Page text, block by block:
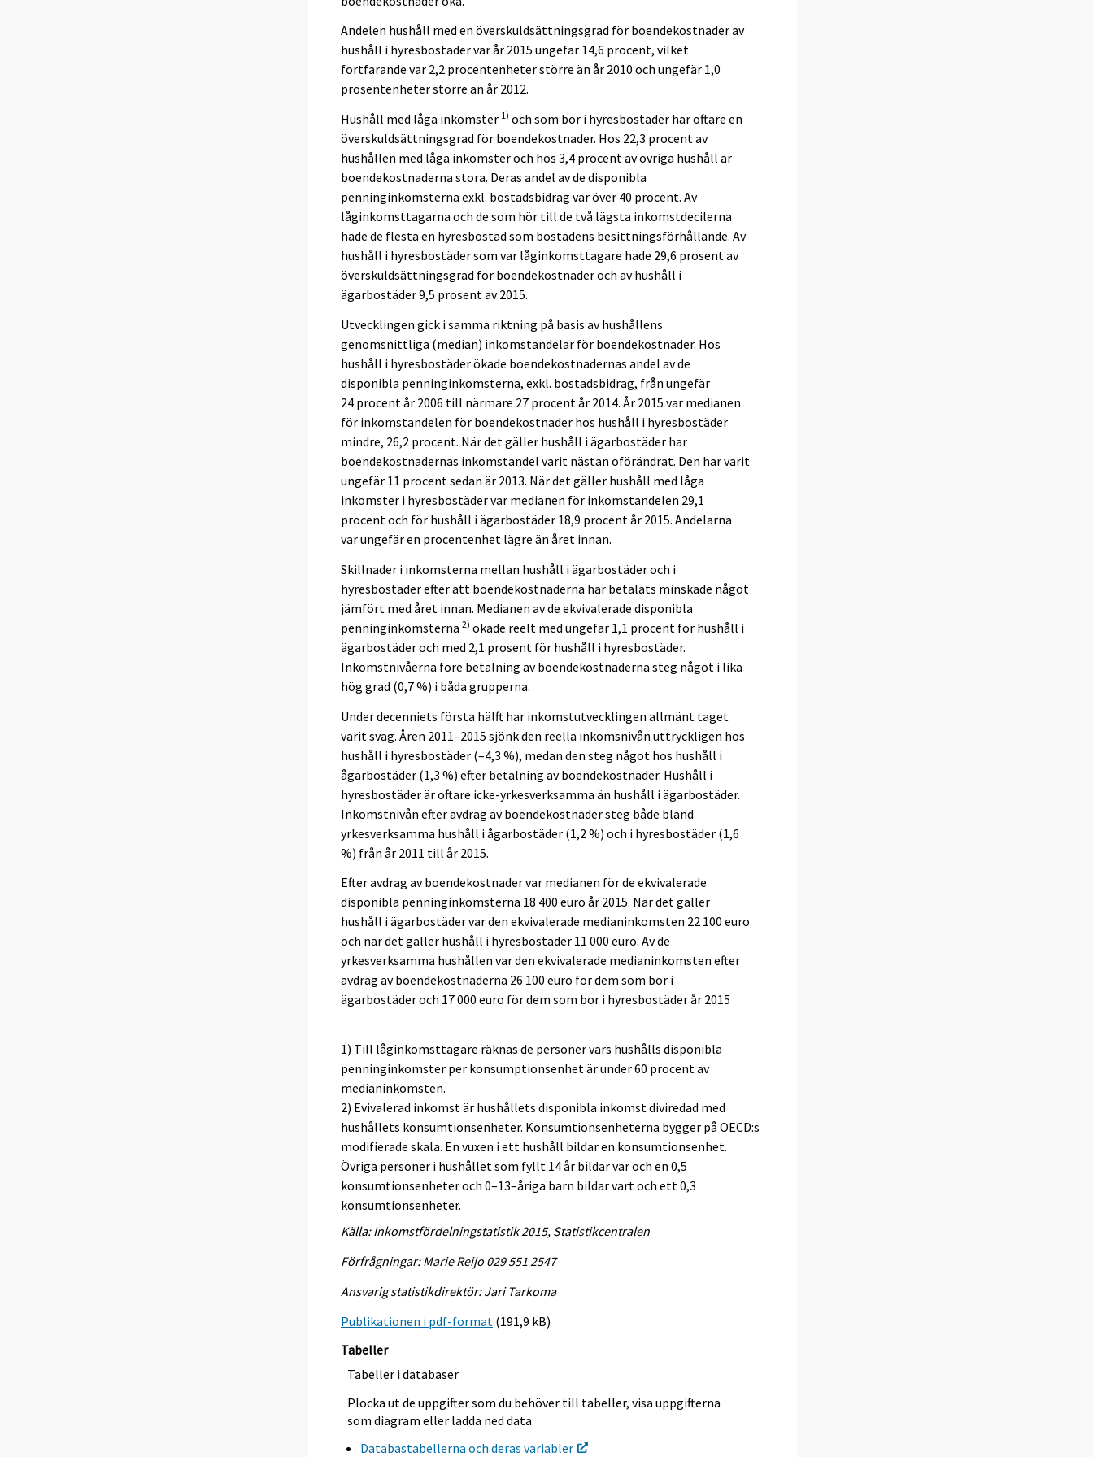
Andelen hushåll med en överskuldsättningsgrad för boendekostnader av
hushåll i hyresbostäder var år 2015 ungefär 14,6 procent, vilket
fortfarande var 2,2 procentenheter större än år 2010 och ungefär 1,0
prosentenheter större än år 2012.
Hushåll med låga inkomster 1) och som bor i hyresbostäder har oftare en
överskuldsättningsgrad för boendekostnader. Hos 22,3 procent av
hushållen med låga inkomster och hos 3,4 procent av övriga hushåll är
boendekostnaderna stora. Deras andel av de disponibla
penninginkomsterna exkl. bostadsbidrag var över 40 procent. Av
låginkomsttagarna och de som hör till de två lägsta inkomstdecilerna
hade de flesta en hyresbostad som bostadens besittningsförhållande. Av
hushåll i hyresbostäder som var låginkomsttagare hade 29,6 prosent av
överskuldsättningsgrad for boendekostnader och av hushåll i
ägarbostäder 9,5 prosent av 2015.
Utvecklingen gick i samma riktning på basis av hushållens
genomsnittliga (median) inkomstandelar för boendekostnader. Hos
hushåll i hyresbostäder ökade boendekostnadernas andel av de
disponibla penninginkomsterna, exkl. bostadsbidrag, från ungefär
24 procent år 2006 till närmare 27 procent år 2014. År 2015 var medianen
för inkomstandelen för boendekostnader hos hushåll i hyresbostäder
mindre, 26,2 procent. När det gäller hushåll i ägarbostäder har
boendekostnadernas inkomstandel varit nästan oförändrat. Den har varit
ungefär 11 procent sedan är 2013. När det gäller hushåll med låga
inkomster i hyresbostäder var medianen för inkomstandelen 29,1
procent och för hushåll i ägarbostäder 18,9 procent år 2015. Andelarna
var ungefär en procentenhet lägre än året innan.
Skillnader i inkomsterna mellan hushåll i ägarbostäder och i
hyresbostäder efter att boendekostnaderna har betalats minskade något
jämfört med året innan. Medianen av de ekvivalerade disponibla
penninginkomsterna2) ökade reelt med ungefär 1,1 procent för hushåll i
ägarbostäder och med 2,1 prosent för hushåll i hyresbostäder.
Inkomstnivåerna före betalning av boendekostnaderna steg något i lika
hög grad (0,7 %) i båda grupperna.
Under decenniets första hälft har inkomstutvecklingen allmänt taget
varit svag. Åren 2011–2015 sjönk den reella inkomsnivån uttryckligen hos
hushåll i hyresbostäder (–4,3 %), medan den steg något hos hushåll i
ågarbostäder (1,3 %) efter betalning av boendekostnader. Hushåll i
hyresbostäder är oftare icke-yrkesverksamma än hushåll i ägarbostäder.
Inkomstnivån efter avdrag av boendekostnader steg både bland
yrkesverksamma hushåll i ågarbostäder (1,2 %) och i hyresbostäder (1,6
%) från år 2011 till år 2015.
Efter avdrag av boendekostnader var medianen för de ekvivalerade
disponibla penninginkomsterna 18 400 euro år 2015. När det gäller
hushåll i ägarbostäder var den ekvivalerade medianinkomsten 22 100 euro
och när det gäller hushåll i hyresbostäder 11 000 euro. Av de
yrkesverksamma hushållen var den ekvivalerade medianinkomsten efter
avdrag av boendekostnaderna 26 100 euro for dem som bor i
ägarbostäder och 17 000 euro för dem som bor i hyresbostäder år 2015
1) Till låginkomsttagare räknas de personer vars hushålls disponibla
penninginkomster per konsumptionsenhet är under 60 procent av
medianinkomsten.
2) Evivalerad inkomst är hushållets disponibla inkomst diviredad med
hushållets konsumtionsenheter. Konsumtionsenheterna bygger på OECD:s
modifierade skala. En vuxen i ett hushåll bildar en konsumtionsenhet.
Övriga personer i hushållet som fyllt 14 år bildar var och en 0,5
konsumtionsenheter och 0–13–åriga barn bildar vart och ett 0,3
konsumtionsenheter.
Källa: Inkomstfördelningstatistik 2015, Statistikcentralen
Förfrågningar: Marie Reijo 029 551 2547
Ansvarig statistikdirektör: Jari Tarkoma
Publikationen i pdf-format (191,9 kB)
Tabeller
Tabeller i databaser
Plocka ut de uppgifter som du behöver till tabeller, visa uppgifterna
som diagram eller ladda ned data.
Databastabellerna och deras variabler